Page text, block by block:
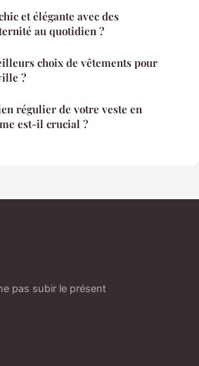
et élégante avec des
au quotidien ?
choix de vêtements pour
?
régulier de votre veste en
est-il crucial ?
pas subir le présent